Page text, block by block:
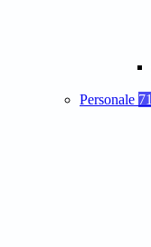
Personale 71